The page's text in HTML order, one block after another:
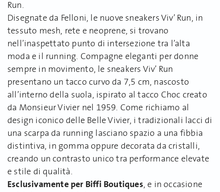
Run.
Disegnate da Felloni, le nuove sneakers Viv’ Run, in
tessuto mesh, rete e neoprene, si trovano
nell’inaspettato punto di intersezione tra l’alta
moda e il running. Compagne eleganti per donne
sempre in movimento, le sneakers Viv’ Run
presentano un tacco curvo da 7,5 cm, nascosto
all’interno della suola, ispirato al tacco Choc creato
da Monsieur Vivier nel 1959. Come richiamo al
design iconico delle Belle Vivier, i tradizionali lacci di
una scarpa da running lasciano spazio a una fibbia
distintiva, in gomma oppure decorata da cristalli,
creando un contrasto unico tra performance elevate
e stile di qualità.
Esclusivamente per Biffi Boutiques, e in occasione